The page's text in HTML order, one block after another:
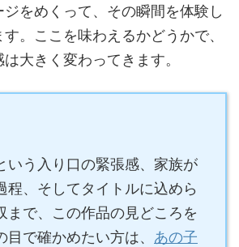
をめくって、その瞬間を体験し
。ここを味わえるかどうかで、
大きく変わってきます。
いう入り口の緊張感、家族が
程、そしてタイトルに込めら
まで、この作品の見どころを
で確かめたい方は、 あの子